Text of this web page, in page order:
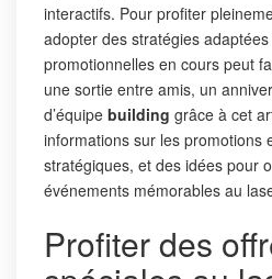
interactifs. Pour profiter
adopter des stratégies
promotionnelles en cours peut
une sortie entre amis, un
d’équipe building grâce à cet
informations sur les promotions
stratégiques, et des idées pour
événements mémorables au
Profiter des